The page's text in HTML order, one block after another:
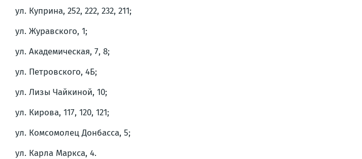
ул. Куприна, 252, 222, 232, 211;
ул. Журавского, 1;
ул. Академическая, 7, 8;
ул. Петровского, 4Б;
ул. Лизы Чайкиной, 10;
ул. Кирова, 117, 120, 121;
ул. Комсомолец Донбасса, 5;
ул. Карла Маркса, 4.